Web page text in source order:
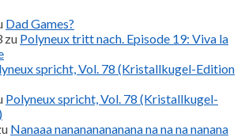
Dad Games?
zu Polyneux tritt nach. Episode 19: Viva la
spricht, Vol. 78 (Kristallkugel-Edition
Polyneux spricht, Vol. 78 (Kristallkugel-
Nanaaa nanananananana na na na nanana